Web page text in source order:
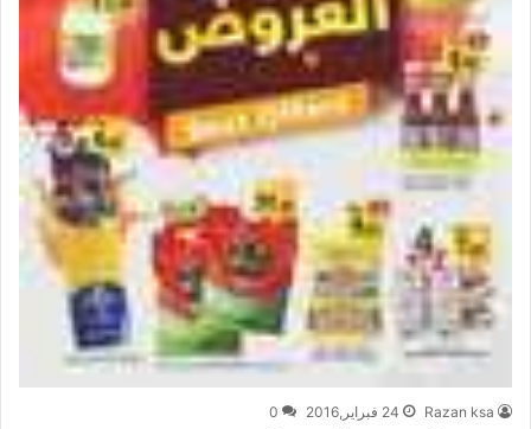
Razan ksa 24 فبراير,2016 0